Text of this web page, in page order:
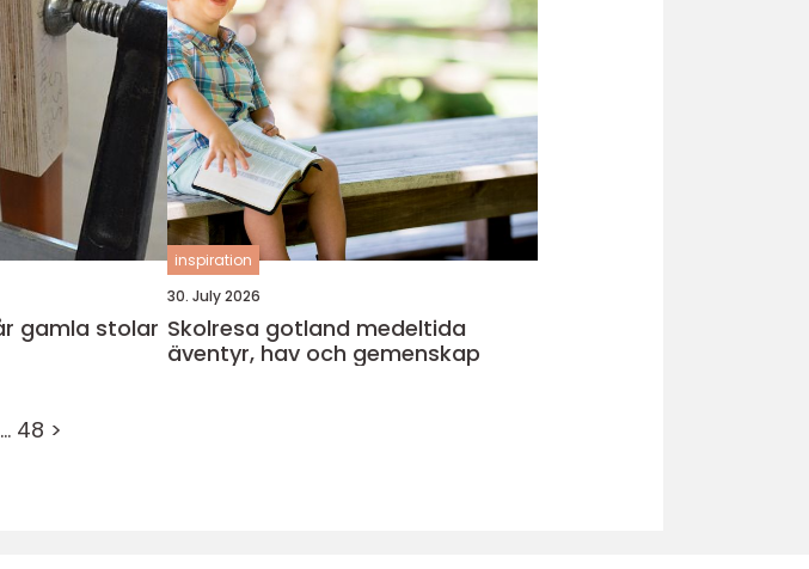
inspiration
30. July 2026
Skolresa gotland medeltida
äventyr, hav och gemenskap
… 48 >